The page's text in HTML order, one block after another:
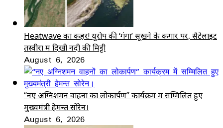
Heatwave का कहर! यूरोप की ‘गंगा’ सूखने के कगार पर, सैटेलाइट
तस्वीरों में दिखी नदी की मिट्टी
August 6, 2026
“नए अग्निशमन वाहनों का लोकार्पण” कार्यक्रम में सम्मिलित हुए
मुख्यमंत्री हेमन्त सोरेन।
August 6, 2026